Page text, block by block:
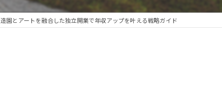
造園とアートを融合した独立開業で年収アップを叶える戦略ガイド